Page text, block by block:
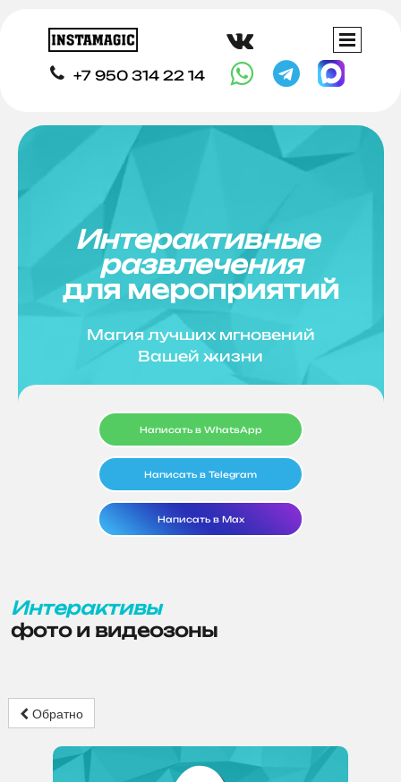

 +7 950 314 22 14  
Интерактивные
развлечения
для мероприятий
Магия лучших мгновений
Вашей жизни
Написать в WhatsApp
Написать в Telegram
Написать в Max
Интерактивы
фото и видеозоны
Обратно